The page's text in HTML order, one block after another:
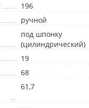
196
ручной
под шпонку
(цилиндрический)
19
68
61,7